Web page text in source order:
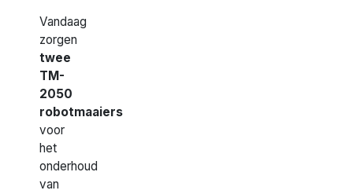
Vandaag
zorgen
twee
TM-
2050
robotmaaiers
voor
het
onderhoud
van